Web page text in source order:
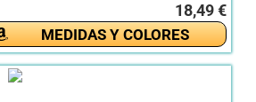
18,49 €
MEDIDAS Y COLORES